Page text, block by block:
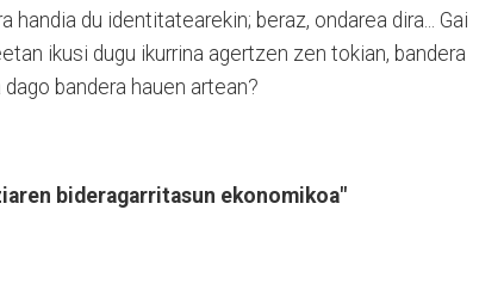
handia du identitatearekin; beraz, ondarea dira... Gai
ikusi dugu ikurrina agertzen zen tokian, bandera
bandera hauen artean?
bideragarritasun ekonomikoa"